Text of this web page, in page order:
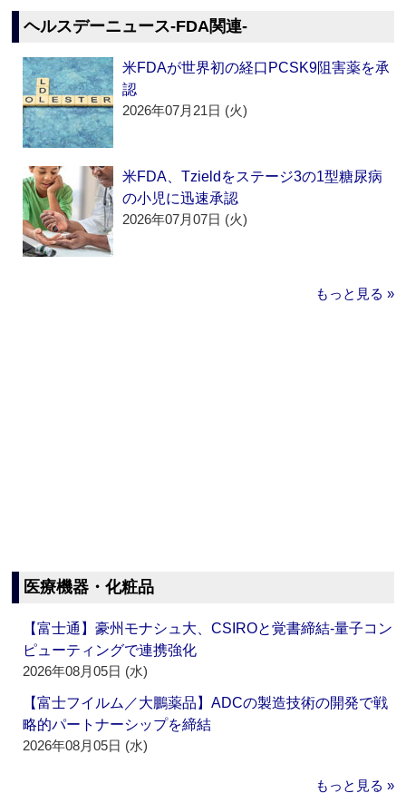
ヘルスデーニュース‐FDA関連‐
米FDAが世界初の経口PCSK9阻害薬を承
認
2026年07月21日 (火)
米FDA、Tzieldをステージ3の1型糖尿病
の小児に迅速承認
2026年07月07日 (火)
もっと見る »
医療機器・化粧品
【富士通】豪州モナシュ大、CSIROと覚書締結‐量子コン
ピューティングで連携強化
2026年08月05日 (水)
【富士フイルム／大鵬薬品】ADCの製造技術の開発で戦
略的パートナーシップを締結
2026年08月05日 (水)
もっと見る »